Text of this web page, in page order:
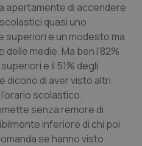
apertamente di accendere
quasi uno
superiori e un modesto ma
medie. Ma ben l’82%
e il 51% degli
dicono di aver visto altri
scolastico.
senza remore di
inferiore di chi poi
se hanno visto